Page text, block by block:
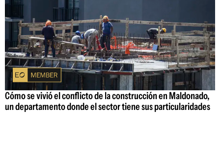
Cómo se vivió el conflicto de la construcción en Maldonado,
un departamento donde el sector tiene sus particularidades